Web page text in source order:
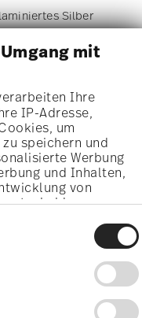
mit
Ihre
IP-Adresse,
um
speichern und
Werbung
und Inhalten,
von
entscheiden
über die
auf das
oder widerrufen
Lage
Silber
einem Warenkorbwert